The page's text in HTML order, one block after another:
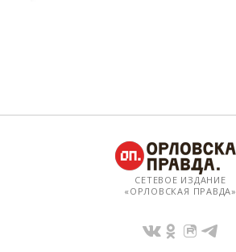
СЕТЕВОЕ ИЗДАНИЕ
«ОРЛОВСКАЯ ПРАВДА»